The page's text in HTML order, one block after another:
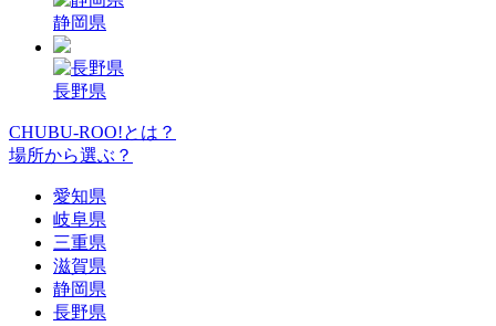
静岡県
長野県
CHUBU-ROO!とは？
場所から選ぶ？
愛知県
岐阜県
三重県
滋賀県
静岡県
長野県